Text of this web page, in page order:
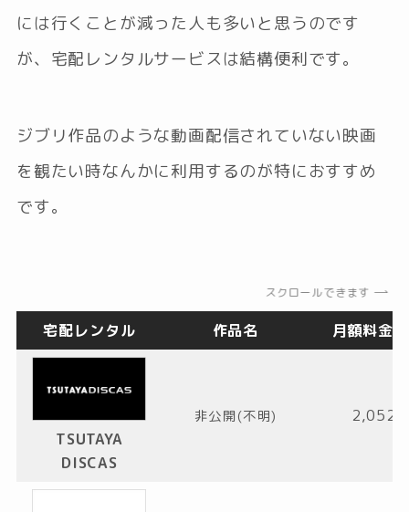
には行くことが減った人も多いと思うのです
が、宅配レンタルサービスは結構便利です。
ジブリ作品のような動画配信されていない映画
を観たい時なんかに利用するのが特におすすめ
です。
スクロールできます
宅配レンタル 作品名 月額料金
TSUTAYA
DISCAS
非公開(不明) 2,052